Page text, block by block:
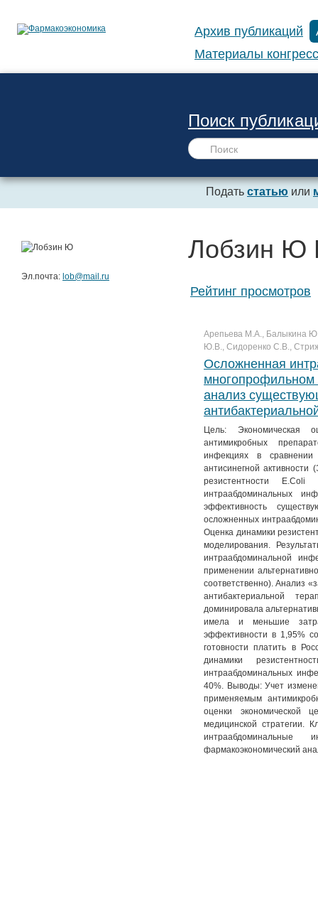
Архив публикаций
Материалы
Поиск
Подать статью или
Лобзин Ю
Рейтинг просмотров
Арепьева М.А., Балыкина
Ю.В., Сидоренко С.В.,
Осложненная
многопрофильном
анализ
Цель: Экономическая
антимикробных
инфекциях в
антисинегной активности
резистентности E.Coli
интраабдоминальных
эффективность
осложненных
Оценка динамики
моделирования.
интраабдоминальной
применении
соответственно). Анализ
антибактериальной
доминировала
имела и меньшие
эффективности в 1,95%
готовности платить в
динамики
интраабдоминальных
40%. Выводы: Учет
применяемым
оценки экономической
медицинской стратегии.
интраабдоминальные
фармакоэкономический
Эл.почта: lob@mail.ru